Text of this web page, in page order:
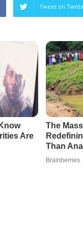
Tweet on